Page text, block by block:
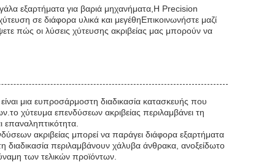
εξαρτήματα για βαριά μηχανήματα,Η Precision
σε διάφορα υλικά και μεγέθηΕπικοινωνήστε μαζί
πώς οι λύσεις χύτευσης ακριβείας μας μπορούν να
μια ευπροσάρμοστη διαδικασία κατασκευής που
χύτευμα επενδύσεων ακριβείας περιλαμβάνει τη
ακριβείας μπορεί να παράγει διάφορα εξαρτήματα
διαδικασία περιλαμβάνουν χάλυβα άνθρακα, ανοξείδωτο
των τελικών προϊόντων.